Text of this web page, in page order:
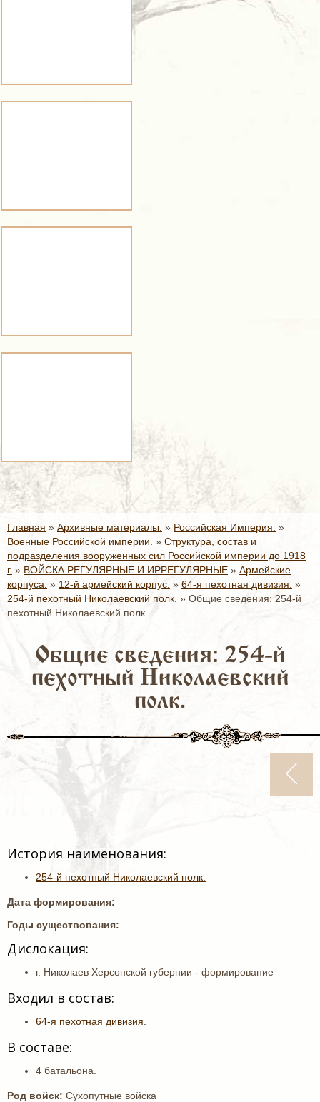
Главная » Архивные материалы. » Российская Империя. »
Военные Российской империи. » Структура, состав и
подразделения вооруженных сил Российской империи до 1918
г. » ВОЙСКА РЕГУЛЯРНЫЕ И ИРРЕГУЛЯРНЫЕ » Армейские
корпуса. » 12-й армейский корпус. » 64-я пехотная дивизия. »
254-й пехотный Николаевский полк. » Общие сведения: 254-й
пехотный Николаевский полк.
Общие сведения: 254-й
пехотный Николаевский
полк.
История наименования:
254-й пехотный Николаевский полк.
Дата формирования:
Годы существования:
Дислокация:
г. Николаев Херсонской губернии - формирование
Входил в состав:
64-я пехотная дивизия.
В составе:
4 батальона.
Род войск: Сухопутные войска